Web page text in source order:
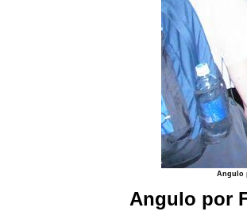
Angulo
Angulo por